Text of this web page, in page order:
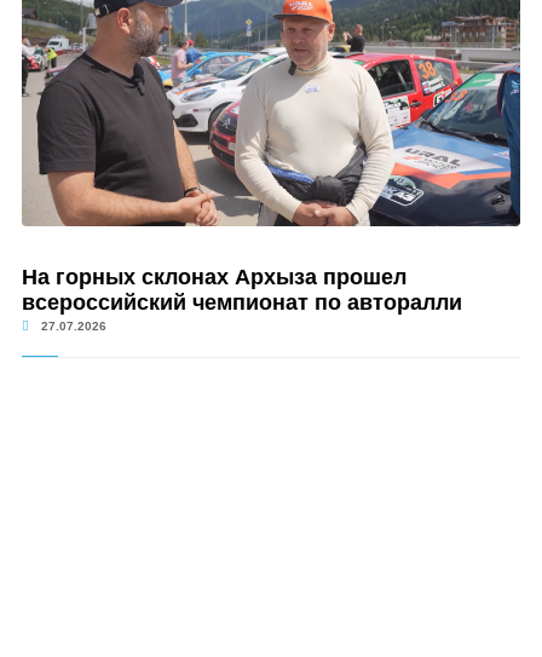
На горных склонах Архыза прошел
всероссийский чемпионат по авторалли
27.07.2026